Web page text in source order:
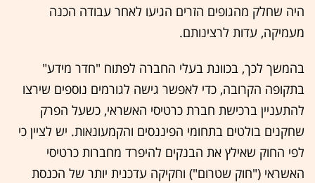
היה שחלק מהגופים הזרים הגיעו לאחר עבודה הכנה
מעמיקה, עדות לרצינותם.
בהמשך לכך, בכוונת בעלי החברה לפתוח "חדר מידע"
בתקופה הקרובה, כדי לאפשר גישה לגורמים נוספים שירצו
להתעניין ברכישת חברת כרטיסי האשראי, כשעל הפרק
שחקנים בולטים בתחומי הפיננסים והקמעונאות. יש לציין כי
לפי החוק שאילץ את הבנקים להיפרד מחברות כרטיסי
האשראי ("חוק שטרום") וחקיקה עדכנית יותר של הכנסת